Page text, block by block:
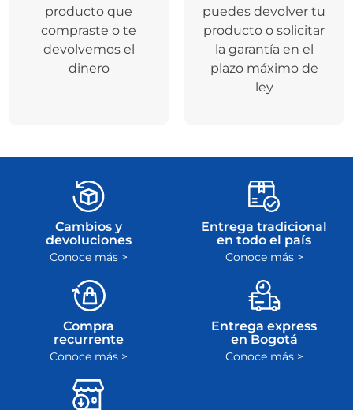
producto que
compraste o te
devolvemos el
dinero
puedes devolver tu
producto o solicitar
la garantía en el
plazo máximo de
ley
Cambios y
devoluciones
Conoce más >
Entrega tradicional
en todo el país
Conoce más >
Compra
recurrente
Conoce más >
Entrega express
en Bogotá
Conoce más >